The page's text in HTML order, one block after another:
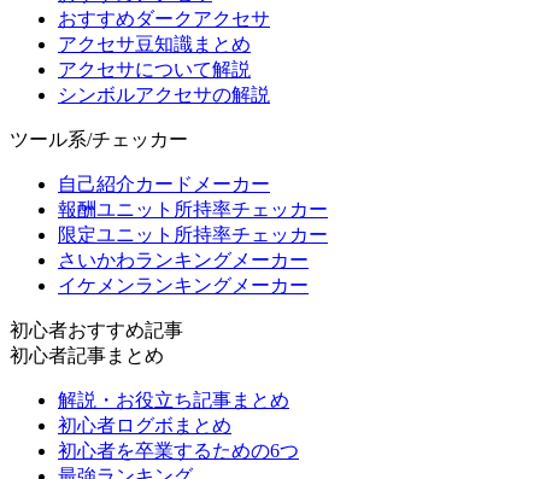
おすすめダークアクセサ
アクセサ豆知識まとめ
アクセサについて解説
シンボルアクセサの解説
ツール系/チェッカー
自己紹介カードメーカー
報酬ユニット所持率チェッカー
限定ユニット所持率チェッカー
さいかわランキングメーカー
イケメンランキングメーカー
初心者おすすめ記事
初心者記事まとめ
解説・お役立ち記事まとめ
初心者ログボまとめ
初心者を卒業するための6つ